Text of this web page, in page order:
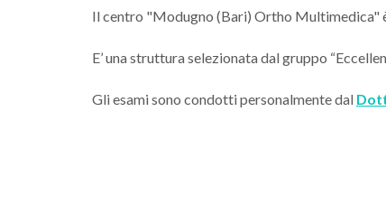
Il centro "Modugno (Bari) Ortho Multimedica"
E’ una struttura selezionata dal gruppo
Gli esami sono condotti personalmente dal